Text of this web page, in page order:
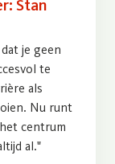
Stan
je geen
te
als
Nu runt
centrum
al."